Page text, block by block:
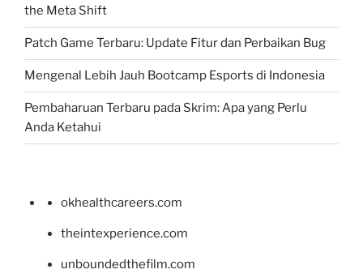
the Meta Shift
Patch Game Terbaru: Update Fitur dan Perbaikan Bug
Mengenal Lebih Jauh Bootcamp Esports di Indonesia
Pembaharuan Terbaru pada Skrim: Apa yang Perlu
Anda Ketahui
okhealthcareers.com
theintexperience.com
unboundedthefilm.com